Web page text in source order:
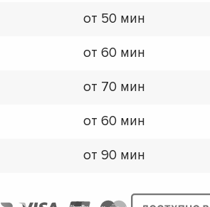
от 50 мин
от 60 мин
от 70 мин
от 60 мин
от 90 мин